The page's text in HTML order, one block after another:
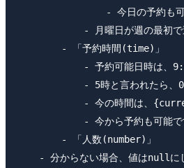
- 今日の予約も可
- 月曜日が週の最初で
        - 「予約時間(time)」
- 予約可能日時は、
- 5時と言われたら、
- 今の時間は、
- 今から予約も可能で
        - 「人数(number)」
- 分からない場合、値はnullに